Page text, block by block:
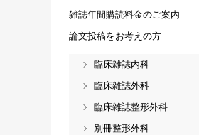
雑誌年間購読料金のご案内
論文投稿をお考えの方
臨床雑誌内科
臨床雑誌外科
臨床雑誌整形外科
別冊整形外科